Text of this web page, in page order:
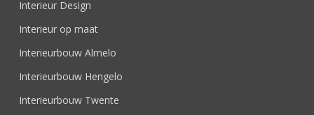
Interieur Design
Interieur op maat
Interieurbouw Almelo
Interieurbouw Hengelo
Interieurbouw Twente